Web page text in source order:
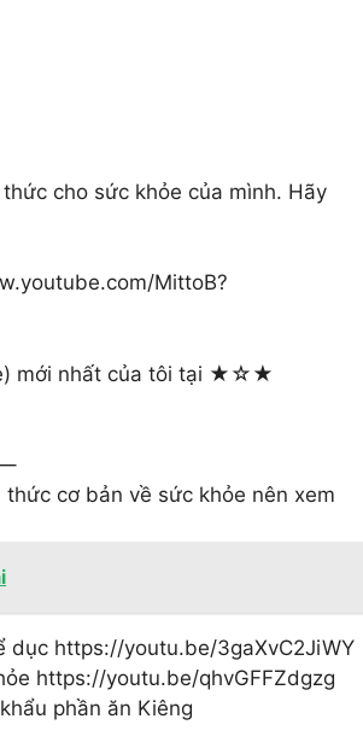
cho sức khỏe của mình. Hãy
MittoB?
mới nhất của tôi tại ★☆★
thức cơ bản về sức khỏe nên xem
dục https://youtu.be/3gaXvC2JiWY
https://youtu.be/qhvGFFZdgzg
phần ăn Kiêng